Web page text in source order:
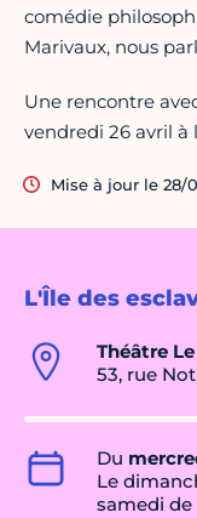
L'Île des
Théâtre
53, rue
Du
Le
samedi de
comédie
Marivaux, nous
Une rencontre
vendredi 26 avril à
Mise à jour le 28/